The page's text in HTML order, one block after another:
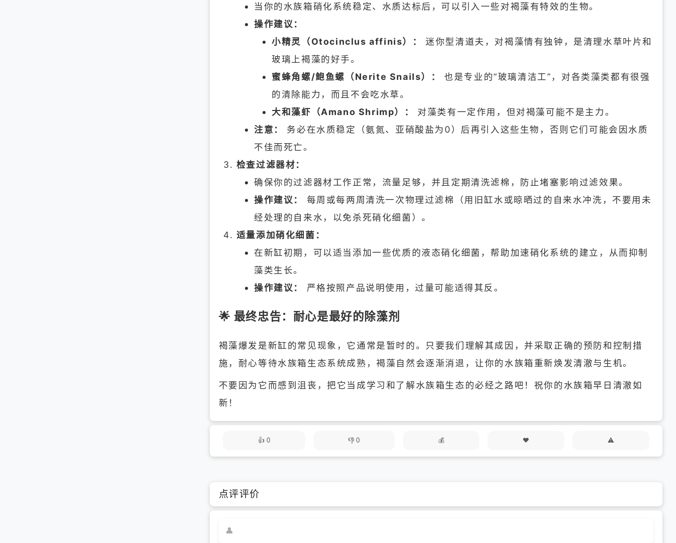
当你的水族箱硝化系统稳定、水质达标后，可以引入一些对褐藻有特效的生物。
操作建议：
小精灵（Otocinclus affinis）：
迷你型清道夫，对褐藻情有独钟，是清理水草叶片和
玻璃上褐藻的好手。
蜜蜂角螺/鲍鱼螺（Nerite Snails）：
也是专业的“玻璃清洁工”，对各类藻类都有很强
的清除能力，而且不会吃水草。
大和藻虾（Amano Shrimp）：
对藻类有一定作用，但对褐藻可能不是主力。
注意：
务必在水质稳定（氨氮、亚硝酸盐为0）后再引入这些生物，否则它们可能会因水质
不佳而死亡。
检查过滤器材：
确保你的过滤器材工作正常，流量足够，并且定期清洗滤棉，防止堵塞影响过滤效果。
操作建议：
每周或每两周清洗一次物理过滤棉（用旧缸水或晾晒过的自来水冲洗，不要用未
经处理的自来水，以免杀死硝化细菌）。
适量添加硝化细菌：
在新缸初期，可以适当添加一些优质的液态硝化细菌，帮助加速硝化系统的建立，从而抑制
藻类生长。
操作建议：
严格按照产品说明使用，过量可能适得其反。
🌟 最终忠告：耐心是最好的除藻剂
褐藻爆发是新缸的常见现象，它通常是暂时的。只要我们理解其成因，并采取正确的预防和控制措
施，耐心等待水族箱生态系统成熟，褐藻自然会逐渐消退，让你的水族箱重新焕发清澈与生机。
不要因为它而感到沮丧，把它当成学习和了解水族箱生态的必经之路吧！祝你的水族箱早日清澈如
新！
0 0
点评评价